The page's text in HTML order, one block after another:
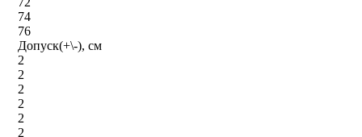
74
76
Допуск(+\-), см
2
2
2
2
2
2